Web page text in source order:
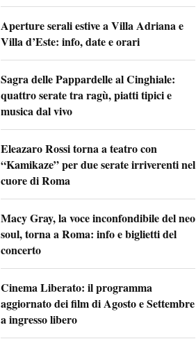
Aperture serali estive a Villa Adriana e
Villa d’Este: info, date e orari
Sagra delle Pappardelle al Cinghiale:
quattro serate tra ragù, piatti tipici e
musica dal vivo
Eleazaro Rossi torna a teatro con
“Kamikaze” per due serate irriverenti nel
cuore di Roma
Macy Gray, la voce inconfondibile del neo
soul, torna a Roma: info e biglietti del
concerto
Cinema Liberato: il programma
aggiornato dei film di Agosto e Settembre
a ingresso libero